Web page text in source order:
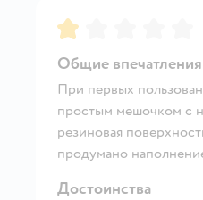
Рейтинг:
Общие впечатления
При первых
простым мешочком с
резиновая
продумано
Достоинства